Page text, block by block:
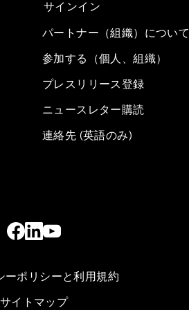
サインイン
パートナー（組織）につい
参加する（個人、組織）
プレスリリース登録
ニュースレター購読
連絡先 (英語のみ)
ーポリシーと利用規約
サイトマップ